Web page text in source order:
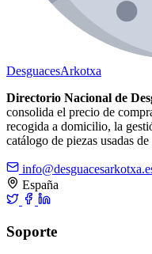
DesguacesArkotxa
Directorio Nacional de
consolida el precio de
recogida a domicilio, la
catálogo de piezas usadas
España
Soporte